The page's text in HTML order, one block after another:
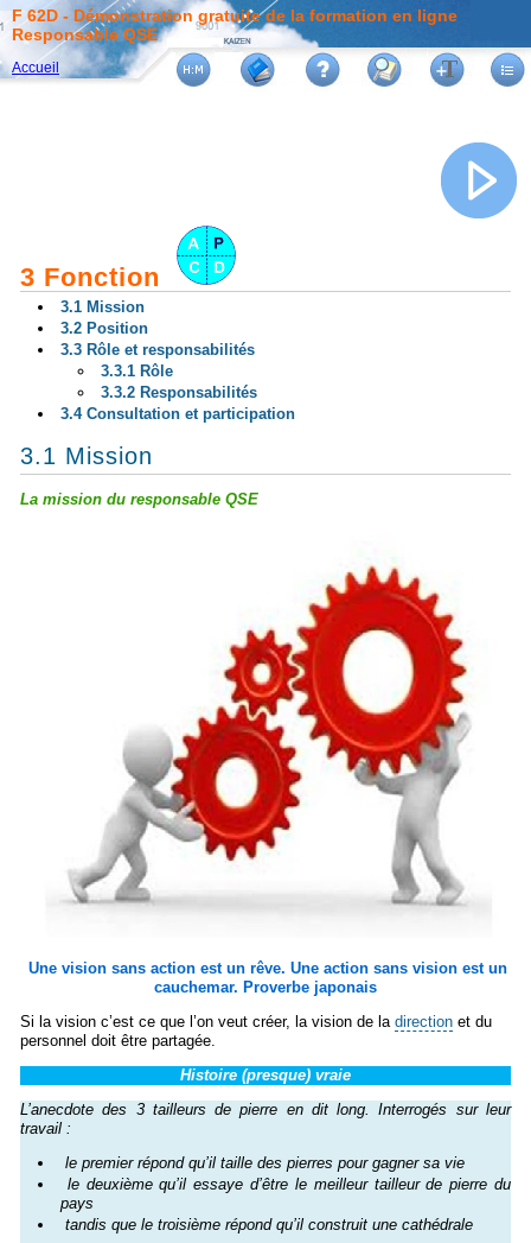
Accueil
F 62D - Démonstration gratuite de la formation en ligne
Responsable QSE
3 Fonction
3.1 Mission
3.2 Position
3.3 Rôle et responsabilités
3.3.1 Rôle
3.3.2 Responsabilités
3.4 Consultation et participation
3.1 Mission
La mission du responsable QSE
Une vision sans action est un rêve. Une action sans vision est un
cauchemar. Proverbe japonais
Si la vision c’est ce que l’on veut créer, la vision de la direction et du
personnel doit être partagée.
Histoire (presque) vraie
L’anecdote des 3 tailleurs de pierre en dit long. Interrogés sur leur
travail :
le premier répond qu’il taille des pierres pour gagner sa vie
le deuxième qu’il essaye d’être le meilleur tailleur de pierre du
pays
tandis que le troisième répond qu’il construit une cathédrale